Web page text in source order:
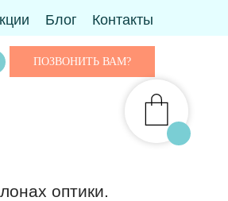
Блог Контакты
ПОЗВОНИТЬ ВАМ?
оптики.